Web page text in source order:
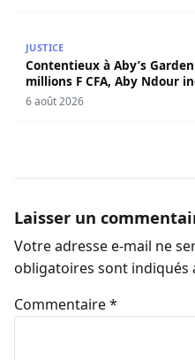
JUSTICE
Contentieux à Aby’s
millions F CFA, Aby Ndour
sociaux
6 août 2026
Laisser un
Votre adresse e-mail ne
obligatoires sont indiqués
Commentaire*